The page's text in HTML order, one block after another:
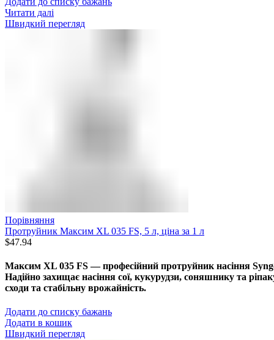
Читати далі
Швидкий перегляд
Порівняння
Протруйник Максим XL 035 FS, 5 л, ціна за 1 л
$47.94
Максим XL 035 FS — професійний протруйник насіння
Надійно захищає насіння сої, кукурудзи, соняшнику та
сходи та стабільну врожайність.
Додати до списку бажань
Додати в кошик
Швидкий перегляд